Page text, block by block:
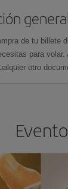
de tu billete
para
otro